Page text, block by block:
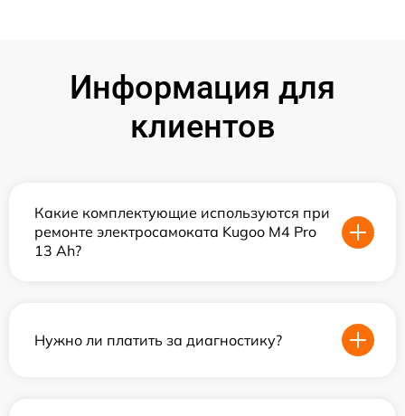
Информация для
клиентов
Какие комплектующие используются при
ремонте электросамоката Kugoo M4 Pro
13 Ah?
Нужно ли платить за диагностику?